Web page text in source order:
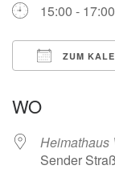
15:00 - 17:00
ZUM
WO
Heimathaus
Sender